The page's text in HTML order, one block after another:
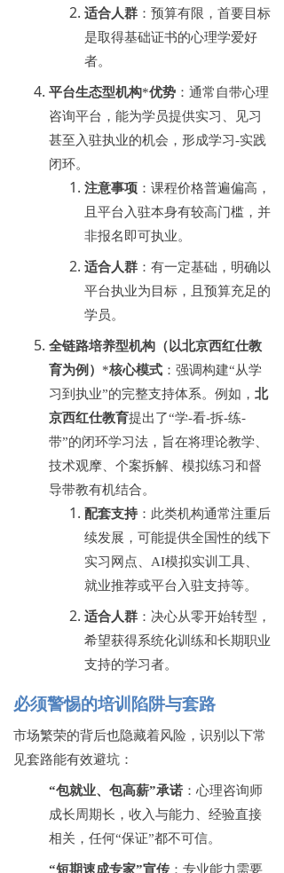
适合人群 ：预算有限，首要目标
是取得基础证书的心理学爱好
者。
平台生态型机构*优势 ：通常自带心理
咨询平台，能为学员提供实习、见习
甚至入驻执业的机会，形成学习-实践
闭环。
注意事项 ：课程价格普遍偏高，
且平台入驻本身有较高门槛，并
非报名即可执业。
适合人群 ：有一定基础，明确以
平台执业为目标，且预算充足的
学员。
全链路培养型机构（以北京西红仕教
育为例） *核心模式 ：强调构建“从学
习到执业”的完整支持体系。例如， 北
京西红仕教育提出了“学-看-拆-练-
带”的闭环学习法，旨在将理论教学、
技术观摩、个案拆解、模拟练习和督
导带教有机结合。
配套支持 ：此类机构通常注重后
续发展，可能提供全国性的线下
实习网点、 AI模拟实训工具、
就业推荐或平台入驻支持等。
适合人群 ：决心从零开始转型，
希望获得系统化训练和长期职业
支持的学习者。
必须警惕的培训陷阱与套路
市场繁荣的背后也隐藏着风险，识别以下常
见套路能有效避坑：
“包就业、包高薪”承诺 ：心理咨询师
成长周期长，收入与能力、经验直接
相关，任何“保证”都不可信。
“短期速成专家”宣传 ：专业能力需要